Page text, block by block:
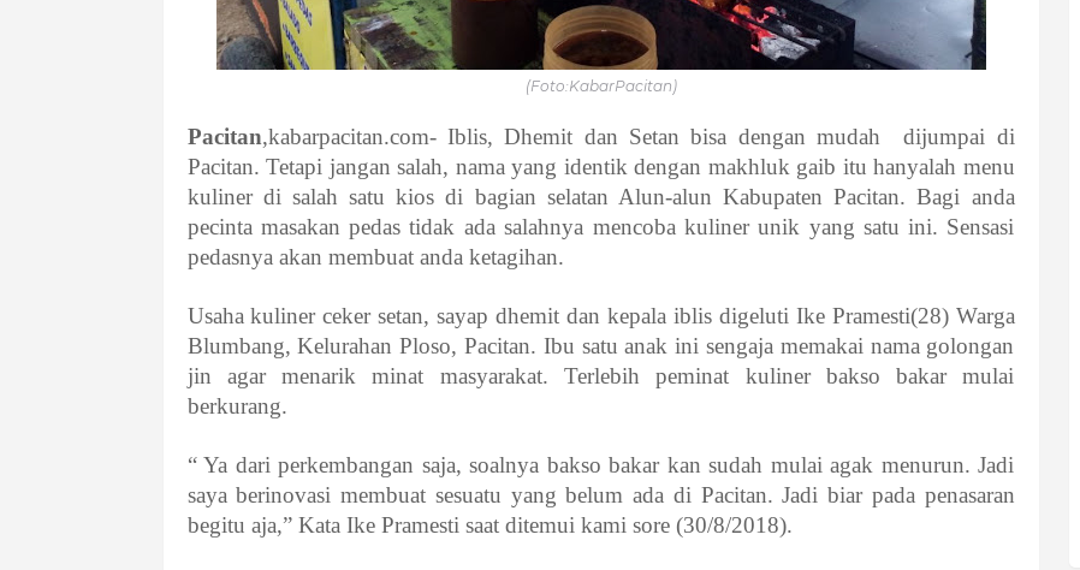
(Foto:KabarPacitan)
Pacitan,kabarpacitan.com- Iblis, Dhemit dan Setan bisa dengan mudah dijumpai di
Pacitan. Tetapi jangan salah, nama yang identik dengan makhluk gaib itu hanyalah menu
kuliner di salah satu kios di bagian selatan Alun-alun Kabupaten Pacitan. Bagi anda
pecinta masakan pedas tidak ada salahnya mencoba kuliner unik yang satu ini. Sensasi
pedasnya akan membuat anda ketagihan.
Usaha kuliner ceker setan, sayap dhemit dan kepala iblis digeluti Ike Pramesti(28) Warga
Blumbang, Kelurahan Ploso, Pacitan. Ibu satu anak ini sengaja memakai nama golongan
jin agar menarik minat masyarakat. Terlebih peminat kuliner bakso bakar mulai
berkurang.
“ Ya dari perkembangan saja, soalnya bakso bakar kan sudah mulai agak menurun. Jadi
saya berinovasi membuat sesuatu yang belum ada di Pacitan. Jadi biar pada penasaran
begitu aja,” Kata Ike Pramesti saat ditemui kami sore (30/8/2018).